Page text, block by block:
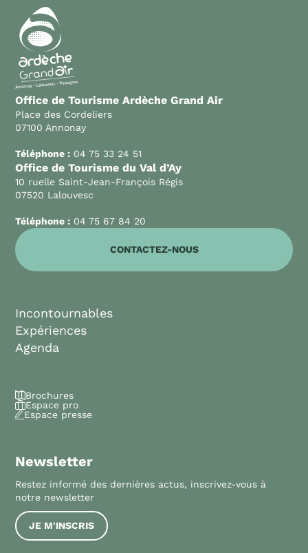
Office de Tourisme Ardèche Grand Air
Place des Cordeliers
07100 Annonay
Téléphone : 04 75 33 24 51
Office de Tourisme du Val d’Ay
10 ruelle Saint-Jean-François Régis
07520 Lalouvesc
Téléphone : 04 75 67 84 20
CONTACTEZ-NOUS
Incontournables
Expériences
Agenda
Brochures
Espace pro
Espace presse
Newsletter
Restez informé des dernières actus, inscrivez-vous à
notre newsletter
JE M'INSCRIS